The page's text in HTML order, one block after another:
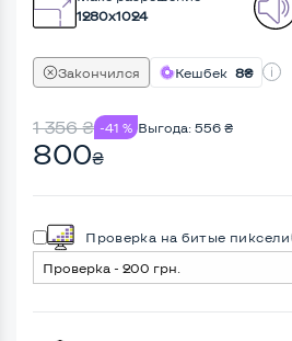
1280x1024
Закончился Кешбек 8₴
1 356₴ -41 % Выгода: 556 ₴
800₴
Проверка на битые пиксели